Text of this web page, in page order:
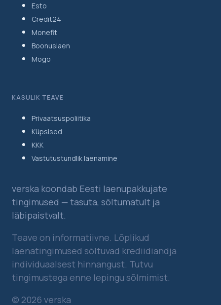
Esto
Credit24
Monefit
Boonuslaen
Mogo
KASULIK TEAVE
Privaatsuspoliitika
Küpsised
KKK
Vastutustundlik laenamine
verska koondab Eesti laenupakkujate
tingimused — tasuta, sõltumatult ja
läbipaistvalt.
Teave on informatiivne. Lõplikud
laenatingimused sõltuvad krediidiandja
individuaalsest hinnangust. Tutvu
tingimustega enne lepingu sõlmimist.
© 2026 verska